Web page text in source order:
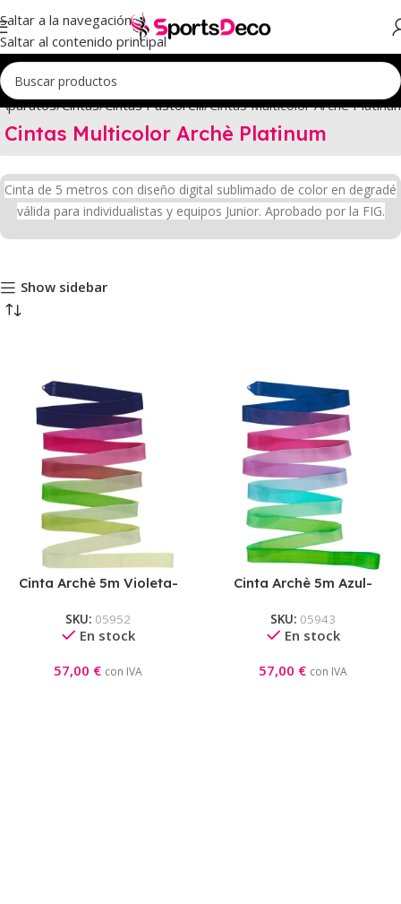
Saltar a la navegación
Saltar al contenido principal
Aparatos Cintas Cintas Pastorelli Cintas Multicolor Archè
Cintas Multicolor Archè Platinum
Cinta de 5 metros con diseño digital sublimado de color en degradé
válida para individualistas y equipos Junior. Aprobado por la FIG.
Show sidebar
Cinta Archè 5m Violeta-
SKU: 05952
En stock
57,00 € con IVA
Cinta Archè 5m Azul-
Lima
SKU: 05943
En stock
57,00 € con IVA